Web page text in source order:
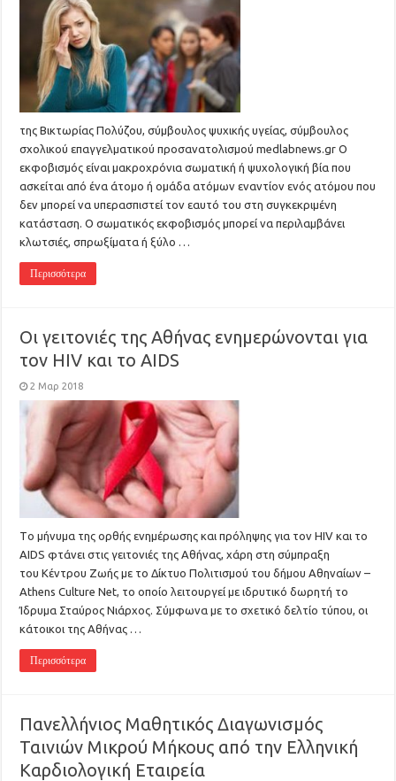
της Βικτωρίας Πολύζου, σύμβουλος ψυχικής υγείας, σύμβουλος
σχολικού επαγγελματικού προσανατολισμού medlabnews.gr Ο
εκφοβισμός είναι μακροχρόνια σωματική ή ψυχολογική βία που
ασκείται από ένα άτομο ή ομάδα ατόμων εναντίον ενός ατόμου που
δεν μπορεί να υπερασπιστεί τον εαυτό του στη συγκεκριμένη
κατάσταση. Ο σωματικός εκφοβισμός μπορεί να περιλαμβάνει
κλωτσιές, σπρωξίματα ή ξύλο …
Περισσότερα
Οι γειτονιές της Αθήνας ενημερώνονται για
τον HIV και το AIDS
2 Μαρ 2018
Tο μήνυμα της ορθής ενημέρωσης και πρόληψης για τον HIV και το
AIDS φτάνει στις γειτονιές της Αθήνας, χάρη στη σύμπραξη
του Κέντρου Ζωής με το Δίκτυο Πολιτισμού του δήμου Αθηναίων –
Athens Culture Net, το οποίο λειτουργεί με ιδρυτικό δωρητή το
Ίδρυμα Σταύρος Νιάρχος. Σύμφωνα με το σχετικό δελτίο τύπου, οι
κάτοικοι της Αθήνας …
Περισσότερα
Πανελλήνιος Μαθητικός Διαγωνισμός
Ταινιών Μικρού Μήκους από την Ελληνική
Καρδιολογική Εταιρεία